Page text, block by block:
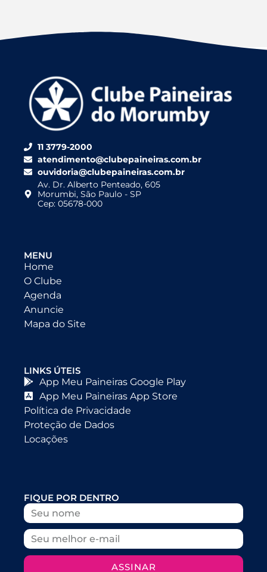
11 3779-2000
atendimento@clubepaineiras.com.br
ouvidoria@clubepaineiras.com.br
Av. Dr. Alberto Penteado, 605
Morumbi, São Paulo - SP
Cep: 05678-000
MENU
Home
O Clube
Agenda
Anuncie
Mapa do Site
LINKS ÚTEIS
App Meu Paineiras Google Play
App Meu Paineiras App Store
Política de Privacidade
Proteção de Dados
Locações
FIQUE POR DENTRO
ASSINAR